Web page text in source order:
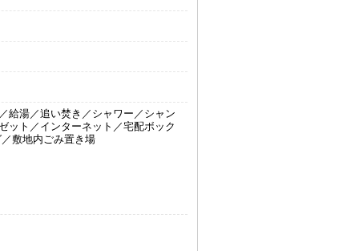
給湯／追い焚き／シャワー／シャン
ット／インターネット／宅配ボック
敷地内ごみ置き場